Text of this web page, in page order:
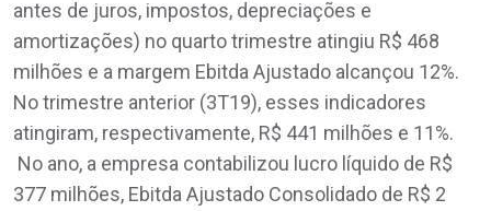
antes de juros, impostos, depreciações e
amortizações) no quarto trimestre atingiu R$ 468
milhões e a margem Ebitda Ajustado alcançou 12%.
No trimestre anterior (3T19), esses indicadores
atingiram, respectivamente, R$ 441 milhões e 11%.
No ano, a empresa contabilizou lucro líquido de R$
377 milhões, Ebitda Ajustado Consolidado de R$ 2